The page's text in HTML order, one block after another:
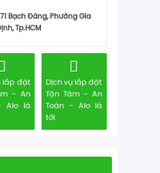
Bạch Đằng, Phường Gia
Tp.HCM
lắp đặt
- An
Alo là
Dịch vụ lắp đặt
Tận Tâm - An
Toàn - Alo là
tới